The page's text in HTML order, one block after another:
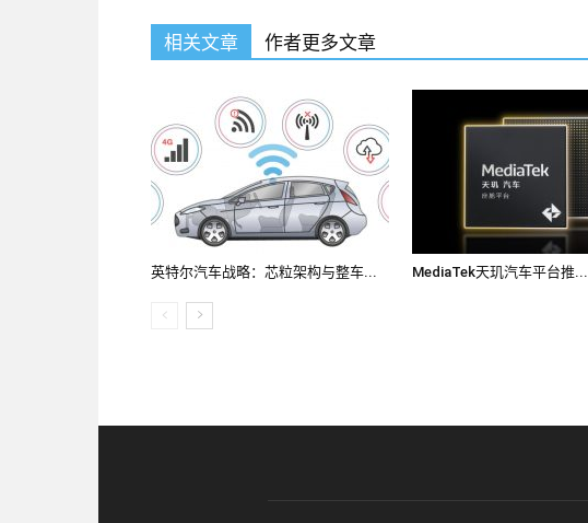
相关文章 作者更多文章
英特尔汽车战略：芯粒架构与整车... MediaTek天玑汽车平台推...